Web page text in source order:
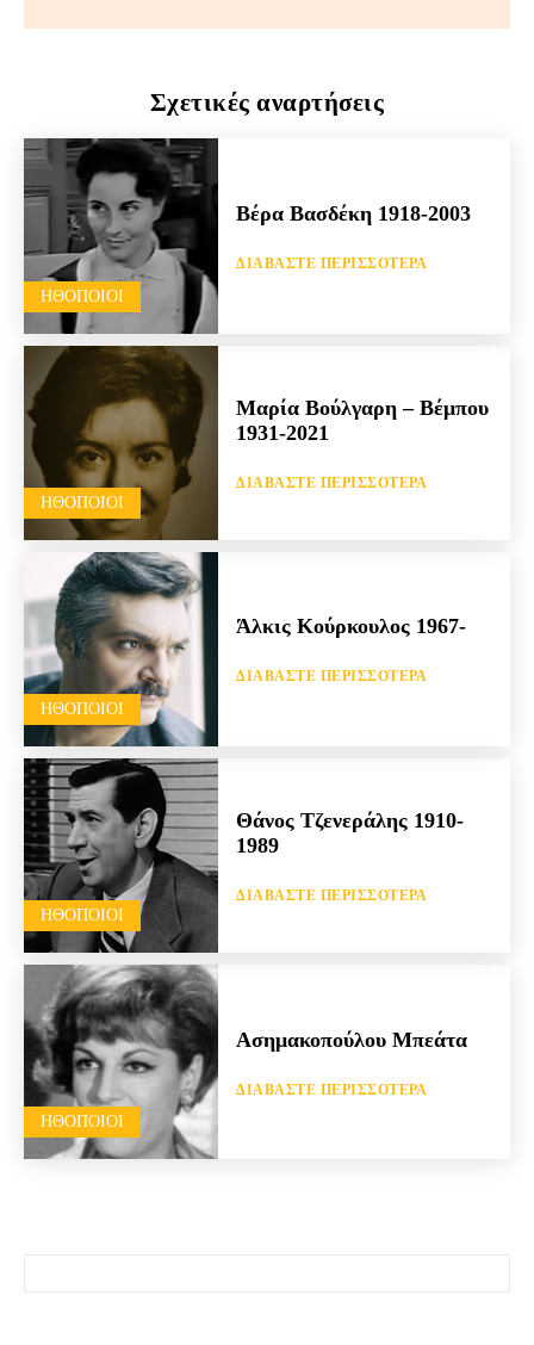
Σχετικές αναρτήσεις
HΘΟΠΟΙΟΊ
Βέρα Βασδέκη 1918-2003
ΔΙΑΒΆΣΤΕ ΠΕΡΙΣΣΌΤΕΡΑ
HΘΟΠΟΙΟΊ
Μαρία Βούλγαρη – Βέμπου
1931-2021
ΔΙΑΒΆΣΤΕ ΠΕΡΙΣΣΌΤΕΡΑ
HΘΟΠΟΙΟΊ
Άλκις Κούρκουλος 1967-
ΔΙΑΒΆΣΤΕ ΠΕΡΙΣΣΌΤΕΡΑ
HΘΟΠΟΙΟΊ
Θάνος Τζενεράλης 1910-
1989
ΔΙΑΒΆΣΤΕ ΠΕΡΙΣΣΌΤΕΡΑ
HΘΟΠΟΙΟΊ
Ασημακοπούλου Μπεάτα
ΔΙΑΒΆΣΤΕ ΠΕΡΙΣΣΌΤΕΡΑ